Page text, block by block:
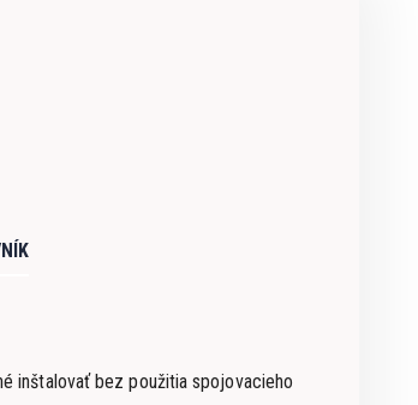
inštalovať bez použitia spojovacieho